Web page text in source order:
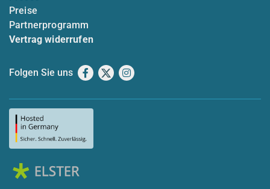
Preise
Partnerprogramm
Vertrag widerrufen
Folgen Sie uns Facebook
X Instagram